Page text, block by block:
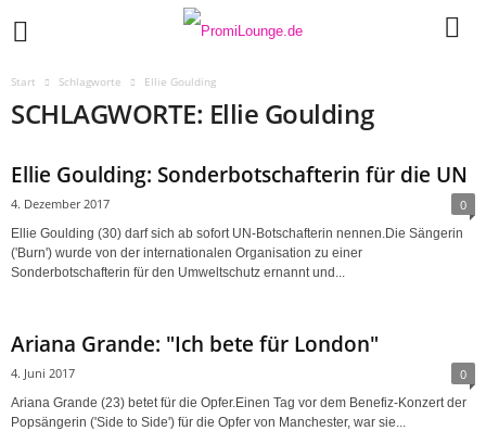
Start Schlagworte Ellie Goulding
SCHLAGWORTE: Ellie Goulding
Ellie Goulding: Sonderbotschafterin für die UN
4. Dezember 2017 0
Ellie Goulding (30) darf sich ab sofort UN-Botschafterin nennen.Die Sängerin
('Burn') wurde von der internationalen Organisation zu einer
Sonderbotschafterin für den Umweltschutz ernannt und...
Ariana Grande: "Ich bete für London"
4. Juni 2017 0
Ariana Grande (23) betet für die Opfer.Einen Tag vor dem Benefiz-Konzert der
Popsängerin ('Side to Side') für die Opfer von Manchester, war sie...